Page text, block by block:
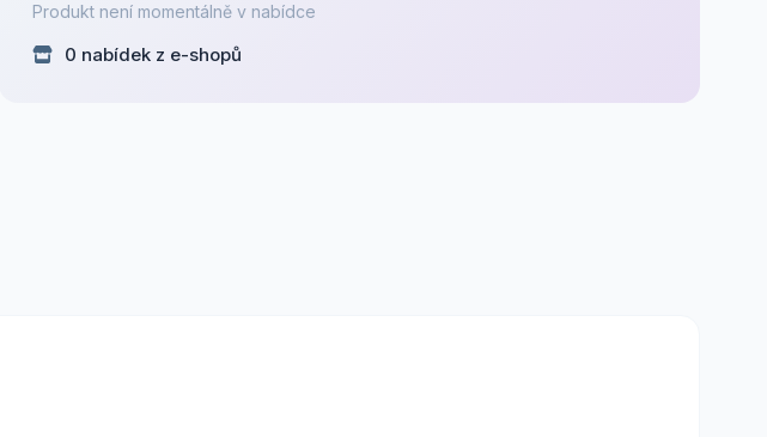
Produkt není momentálně v nabídce
0 nabídek z e-shopů